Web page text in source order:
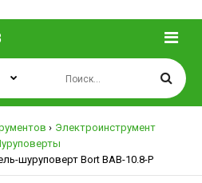
Электроинструмент
шуруповерт Bort BAB-10.8-P